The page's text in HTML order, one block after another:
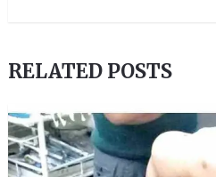
RELATED POSTS